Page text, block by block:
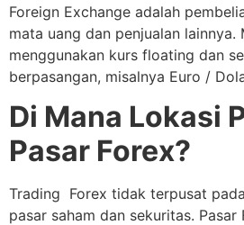
Foreign Exchange adalah
mata uang dan penjualan lainnya.
menggunakan kurs floating dan
berpasangan, misalnya Euro /
Di Mana Lokasi
Pasar Forex?
Trading Forex tidak terpusat
pasar saham dan sekuritas. Pasar